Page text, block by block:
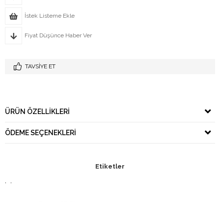
İstek Listeme Ekle
Fiyat Düşünce Haber Ver
TAVSIYE ET
ÜRÜN ÖZELLIKLERI
ÖDEME SEÇENEKLERI
Etiketler